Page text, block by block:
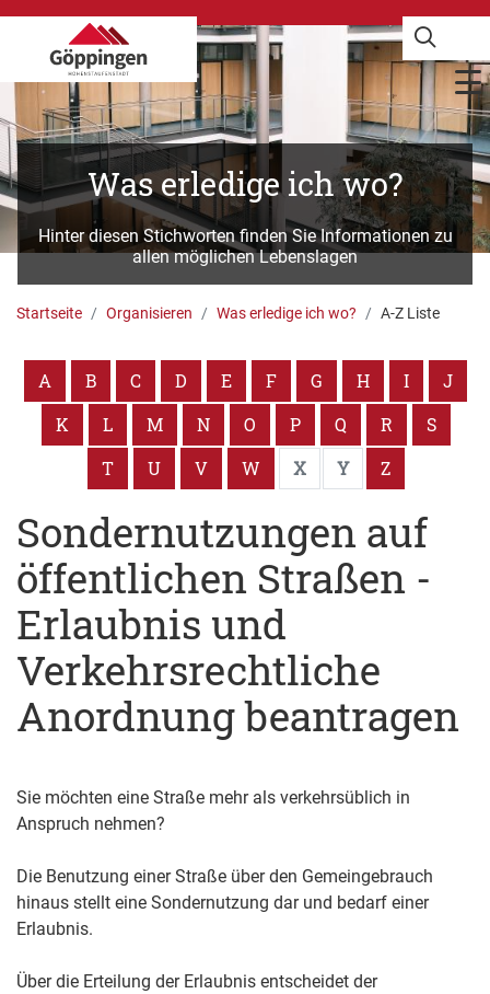
Was erledige ich wo?
Hinter diesen Stichworten finden Sie Informationen zu
allen möglichen Lebenslagen
Startseite Organisieren Was erledige ich wo? A-Z Liste
A B C D E F G H I
J
K
L M N O P Q R
S
T
U V W X Y Z
Sondernutzungen auf
öffentlichen Straßen -
Erlaubnis und
Verkehrsrechtliche
Anordnung beantragen
Sie möchten eine Straße mehr als verkehrsüblich in
Anspruch nehmen?
Die Benutzung einer Straße über den Gemeingebrauch
hinaus stellt eine Sondernutzung dar und bedarf einer
Erlaubnis.
Über die Erteilung der Erlaubnis entscheidet der